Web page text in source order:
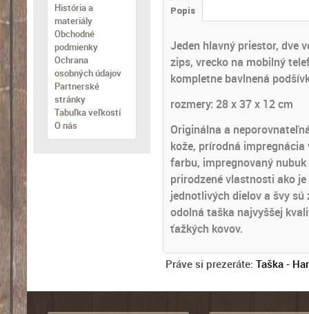
Popis
Jeden hlavný priestor, dve
zips, vrecko na mobilný
kompletne bavlnená
rozmery: 28 x 37 x 12 cm
Originálna a
kože, prírodná
farbu, impregnovaný
prirodzené vlastnosti ako
jednotlivých dielov a švy
odolná taška najvyššej
ťažkých kovov.
Práve si prezeráte: Taška -
História a
materiály
Obchodné
podmienky
Ochrana
osobných údajov
Partnerské
stránky
Tabuľka veľkostí
O nás